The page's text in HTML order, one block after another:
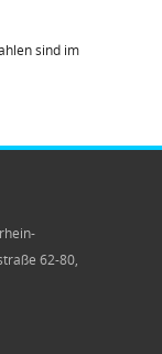
sind im
62-80,